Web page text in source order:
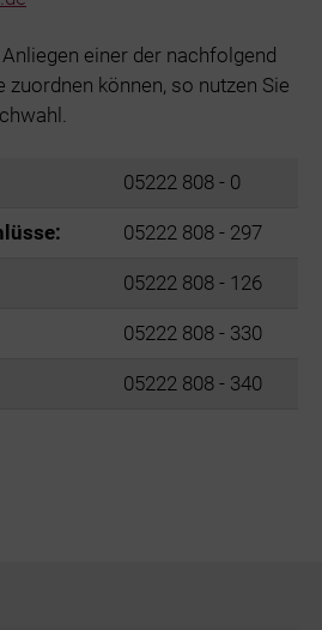
einer der nachfolgend
können, so nutzen Sie
05222 808 - 0
05222 808 - 297
05222 808 - 126
05222 808 - 330
05222 808 - 340